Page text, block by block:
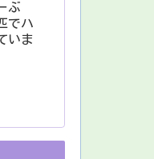
ぶ
でハ
いま